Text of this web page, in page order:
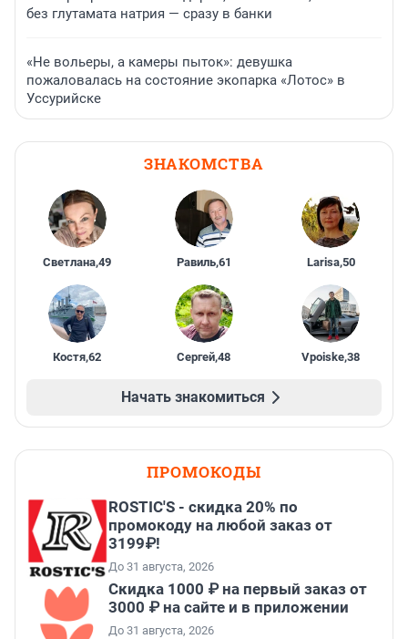
без глутамата натрия — сразу в банки
«Не вольеры, а камеры пыток»: девушка
пожаловалась на состояние экопарка «Лотос» в
Уссурийске
ЗНАКОМСТВА
Светлана,49 Равиль,61 Larisa,50
Костя,62 Сергей,48 Vpoiske,38
Начать знакомиться
ПРОМОКОДЫ
ROSTIC'S - скидка 20% по
промокоду на любой заказ от
3199₽!
До 31 августа, 2026
Скидка 1000 ₽ на первый заказ от
3000 ₽ на сайте и в приложении
До 31 августа, 2026